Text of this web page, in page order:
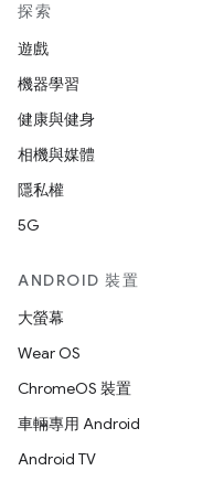
探索
遊戲
機器學習
健康與健身
相機與媒體
隱私權
5G
ANDROID 裝置
大螢幕
Wear OS
ChromeOS 裝置
車輛專用 Android
Android TV